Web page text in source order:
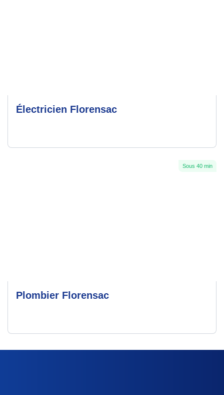
Électricien Florensac
Sous 40 min
Plombier Florensac